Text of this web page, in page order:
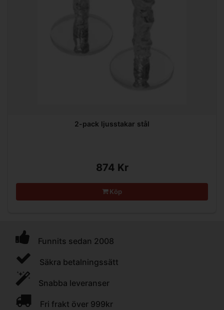
2-pack ljusstakar stål
874 Kr
Köp
Funnits sedan 2008
Säkra betalningssätt
Snabba leveranser
Fri frakt över 999kr